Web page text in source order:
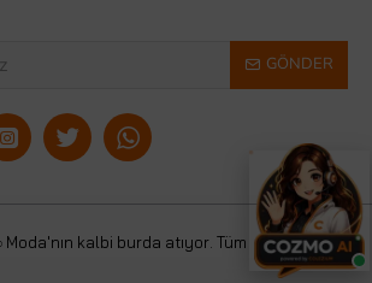
GÖNDER
kalbi burda atıyor. Tüm
Colezium